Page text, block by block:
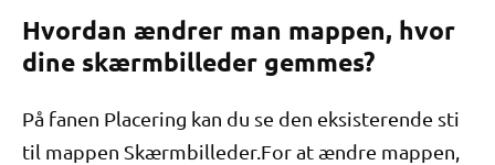
Hvordan ændrer man mappen, hvor
dine skærmbilleder gemmes?
På fanen Placering kan du se den eksisterende sti
til mappen Skærmbilleder.For at ændre mappen,